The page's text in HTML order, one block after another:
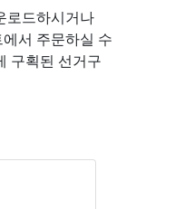
로드하시거나
서 주문하실 수
구획된 선거구